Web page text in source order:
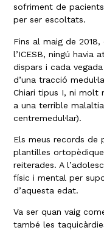
sofriment de
per ser escoltats.
Fins al maig de
l’ICESB, ningú havia
dispars i cada
d’una tracció
Chiari tipus I, ni molt
a una terrible
centremedul·lar).
Els meus records de
plantilles
reiterades. A
físic i mental per
d’aquesta edat.
Va ser quan vaig
també les